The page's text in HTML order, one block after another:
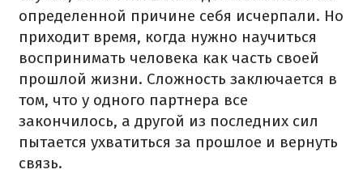
определенной причине себя исчерпали. Но
приходит время, когда нужно научиться
воспринимать человека как часть своей
прошлой жизни. Сложность заключается в
том, что у одного партнера все
закончилось, а другой из последних сил
пытается ухватиться за прошлое и вернуть
связь.